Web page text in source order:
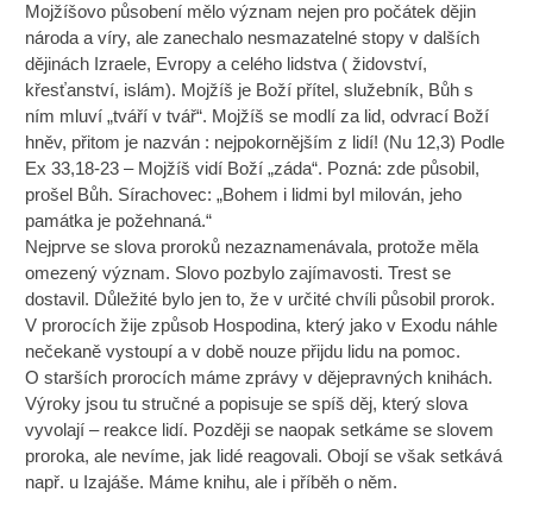
Mojžíšovo působení mělo význam nejen pro počátek dějin
národa a víry, ale zanechalo nesmazatelné stopy v dalších
dějinách Izraele, Evropy a celého lidstva ( židovství,
křesťanství, islám). Mojžíš je Boží přítel, služebník, Bůh s
ním mluví „tváří v tvář“. Mojžíš se modlí za lid, odvrací Boží
hněv, přitom je nazván : nejpokornějším z lidí! (Nu 12,3) Podle
Ex 33,18-23 – Mojžíš vidí Boží „záda“. Pozná: zde působil,
prošel Bůh. Sírachovec: „Bohem i lidmi byl milován, jeho
památka je požehnaná.“
Nejprve se slova proroků nezaznamenávala, protože měla
omezený význam. Slovo pozbylo zajímavosti. Trest se
dostavil. Důležité bylo jen to, že v určité chvíli působil prorok.
V prorocích žije způsob Hospodina, který jako v Exodu náhle
nečekaně vystoupí a v době nouze přijdu lidu na pomoc.
O starších prorocích máme zprávy v dějepravných knihách.
Výroky jsou tu stručné a popisuje se spíš děj, který slova
vyvolají – reakce lidí. Později se naopak setkáme se slovem
proroka, ale nevíme, jak lidé reagovali. Obojí se však setkává
např. u Izajáše. Máme knihu, ale i příběh o něm.